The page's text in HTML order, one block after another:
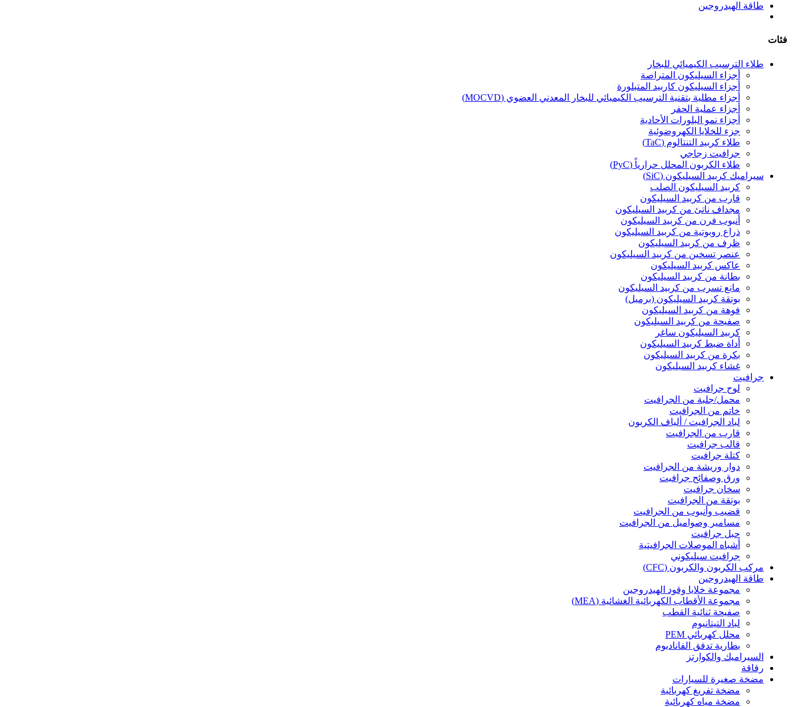
طاقة الهيدروجين
فئات
طلاء الترسيب الكيميائي للبخار
أجزاء السيليكون المتراصة
أجزاء السيليكون كاربيد المتبلورة
أجزاء مطلية بتقنية الترسيب الكيميائي للبخار المعدني العضوي (MOCVD)
أجزاء عملية الحفر
أجزاء نمو البلورات الأحادية
جزء للخلايا الكهروضوئية
طلاء كربيد التنتالوم (TaC)
جرافيت زجاجي
طلاء الكربون المحلل حرارياً (PyC)
سيراميك كربيد السيليكون (SiC)
كربيد السيليكون الصلب
قارب من كربيد السيليكون
مجداف ناتئ من كربيد السيليكون
أنبوب فرن من كربيد السيليكون
ذراع روبوتية من كربيد السيليكون
ظرف من كربيد السيليكون
عنصر تسخين من كربيد السيليكون
عاكس كربيد السيليكون
بطانة من كربيد السيليكون
مانع تسرب من كربيد السيليكون
بوتقة كربيد السيليكون (برميل)
فوهة من كربيد السيليكون
صفيحة من كربيد السيليكون
كربيد السيليكون ساغر
أداة ضبط كربيد السيليكون
بكرة من كربيد السيليكون
غشاء كربيد السيليكون
جرافيت
لوح جرافيت
محمل/جلبة من الجرافيت
خاتم من الجرافيت
لباد الجرافيت / ألياف الكربون
قارب من الجرافيت
قالب جرافيت
كتلة جرافيت
دوار وريشة من الجرافيت
ورق وصفائح جرافيت
سخان جرافيت
بوتقة من الجرافيت
قضيب وأنبوب من الجرافيت
مسامير وصواميل من الجرافيت
حبل جرافيت
أشباه الموصلات الجرافيتية
جرافيت سيليكوني
مركب الكربون والكربون (CFC)
طاقة الهيدروجين
مجموعة خلايا وقود الهيدروجين
مجموعة الأقطاب الكهربائية الغشائية (MEA)
صفيحة ثنائية القطب
لباد التيتانيوم
محلل كهربائي PEM
بطارية تدفق الفاناديوم
السيراميك والكوارتز
رقاقة
مضخة صغيرة للسيارات
مضخة تفريغ كهربائية
مضخة مياه كهربائية